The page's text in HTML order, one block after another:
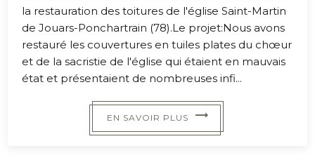
la restauration des toitures de l'église Saint-Martin
de Jouars-Ponchartrain (78).Le projet:Nous avons
restauré les couvertures en tuiles plates du chœur
et de la sacristie de l'église qui étaient en mauvais
état et présentaient de nombreuses infi...
EN SAVOIR PLUS